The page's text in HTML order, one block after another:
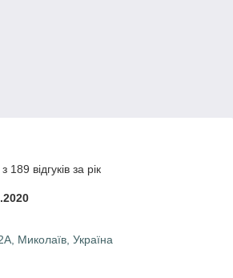
відгуків за рік
Миколаїв, Україна